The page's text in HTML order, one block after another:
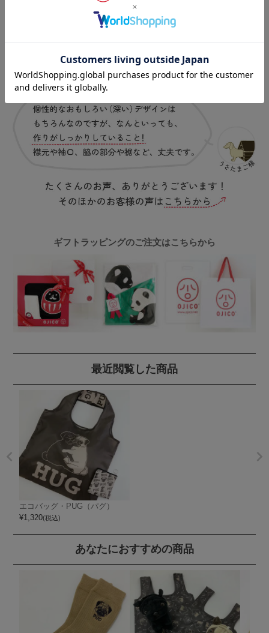
ギフトラッピングのご注文はこちらから
最近閲覧した商品
エコバッグ・PUG（パグ）
¥1,320(税込)
あなたにおすすめの商品